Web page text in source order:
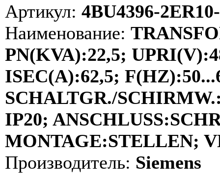
Артикул: 4BU4396-
Наименование:
PN(KVA):22,5;
ISEC(A):62,5;
SCHALTGR./
IP20;
MONTAGE:STELLEN;
Производитель: Siemens